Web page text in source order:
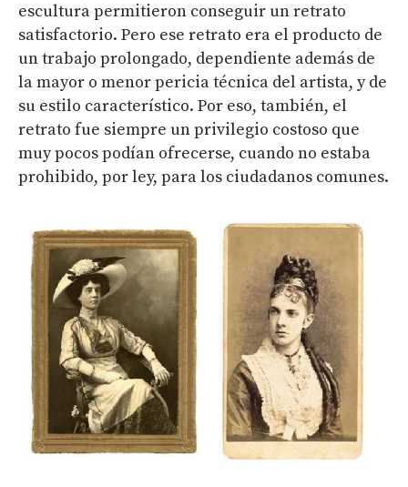
escultura permitieron conseguir un retrato
satisfactorio. Pero ese retrato era el producto de
un trabajo prolongado, dependiente además de
la mayor o menor pericia técnica del artista, y de
su estilo característico. Por eso, también, el
retrato fue siempre un privilegio costoso que
muy pocos podían ofrecerse, cuando no estaba
prohibido, por ley, para los ciudadanos comunes.